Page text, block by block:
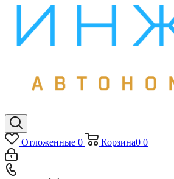
Отложенные 0 Корзина0 0